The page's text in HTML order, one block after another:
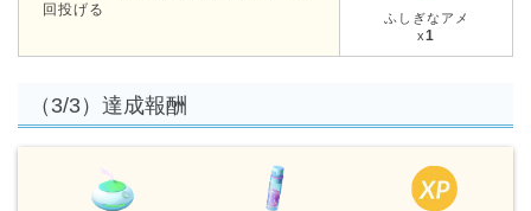
回投げる
ふしぎなアメ
x1
（3/3）達成報酬